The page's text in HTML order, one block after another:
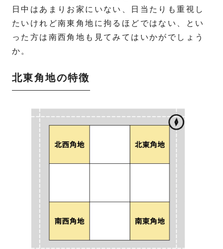
日中はあまりお家にいない、日当たりも重視し
たいけれど南東角地に拘るほどではない、とい
った方は南西角地も見てみてはいかがでしょう
か。
北東角地の特徴